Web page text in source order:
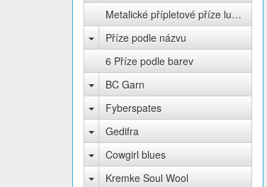
Metalické přípletové příze lurex
Příze podle názvu
6 Příze podle barev
BC Garn
Fyberspates
Gedifra
Cowgirl blues
Kremke Soul Wool